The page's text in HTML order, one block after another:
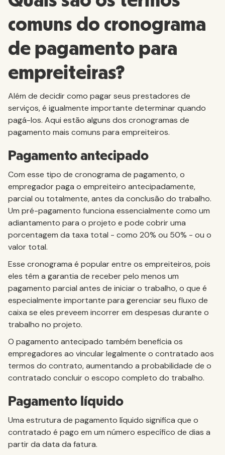
comuns do cronograma
de pagamento para
empreiteiras?
Além de decidir como pagar seus prestadores de
serviços, é igualmente importante determinar quando
pagá-los. Aqui estão alguns dos cronogramas de
pagamento mais comuns para empreiteiros.
Pagamento antecipado
Com esse tipo de cronograma de pagamento, o
empregador paga o empreiteiro antecipadamente,
parcial ou totalmente, antes da conclusão do trabalho.
Um pré-pagamento funciona essencialmente como um
adiantamento para o projeto e pode cobrir uma
porcentagem da taxa total - como 20% ou 50% - ou o
valor total.
Esse cronograma é popular entre os empreiteiros, pois
eles têm a garantia de receber pelo menos um
pagamento parcial antes de iniciar o trabalho, o que é
especialmente importante para gerenciar seu fluxo de
caixa se eles preveem incorrer em despesas durante o
trabalho no projeto.
O pagamento antecipado também beneficia os
empregadores ao vincular legalmente o contratado aos
termos do contrato, aumentando a probabilidade de o
contratado concluir o escopo completo do trabalho.
Pagamento líquido
Uma estrutura de pagamento líquido significa que o
contratado é pago em um número específico de dias a
partir da data da fatura.